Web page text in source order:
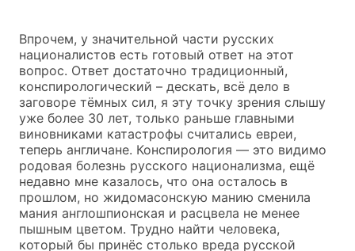
Впрочем, у значительной части русских
националистов есть готовый ответ на этот
вопрос. Ответ достаточно традиционный,
конспирологический – дескать, всё дело в
заговоре тёмных сил, я эту точку зрения слышу
уже более 30 лет, только раньше главными
виновниками катастрофы считались евреи,
теперь англичане. Конспирология — это видимо
родовая болезнь русского национализма, ещё
недавно мне казалось, что она осталось в
прошлом, но жидомасонскую манию сменила
мания англошпионская и расцвела не менее
пышным цветом. Трудно найти человека,
который бы принёс столько вреда русской